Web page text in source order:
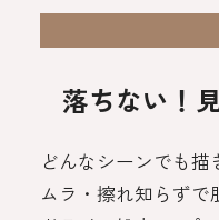
落ちない！
どんなシーンでも
ムラ・擦れ知らずで